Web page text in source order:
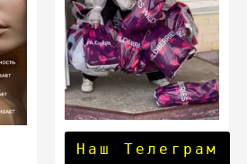
Наш Телеграм